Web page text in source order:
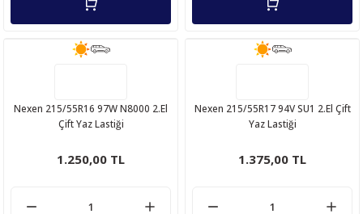
Nexen 215/55R16 97W N8000 2.El
Çift Yaz Lastiği
1.250,00 TL
Nexen 215/55R17 94V SU1 2.El Çift
Yaz Lastiği
1.375,00 TL